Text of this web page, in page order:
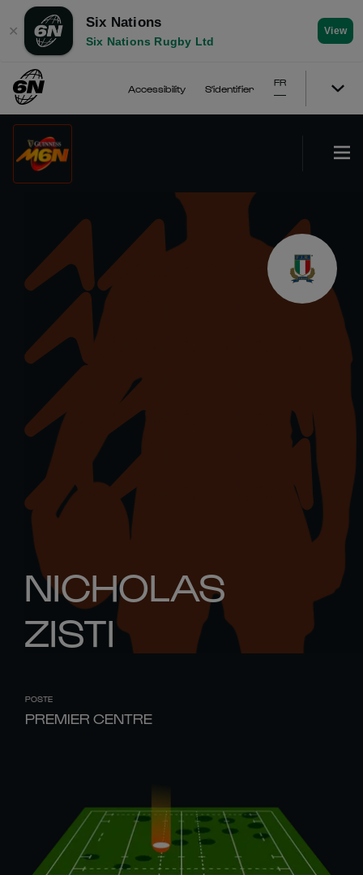
✕
Six Nations
Six Nations Rugby Ltd
View
Accessibility S'identifier
FR
NICHOLAS
ZISTI
POSTE
PREMIER CENTRE